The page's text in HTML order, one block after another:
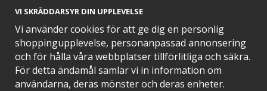
SNABB LEVERANS MED
VI SKRÄDDARSYR DIN UPPLEVELSE
Vi använder cookies för att ge dig en personlig
shoppingupplevelse, personanpassad annonsering
och för hålla våra webbplatser tillförlitliga och säkra.
För detta ändamål samlar vi in information om
användarna, deras mönster och deras enheter.